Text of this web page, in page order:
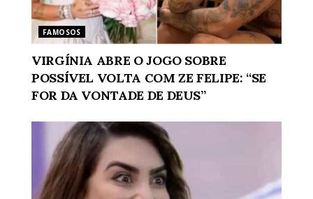
FAMOSOS
VIRGÍNIA ABRE O JOGO SOBRE
POSSÍVEL VOLTA COM ZE FELIPE: “SE
FOR DA VONTADE DE DEUS”